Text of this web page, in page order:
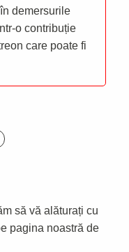
demersurile
o contribuție
care poate fi
să vă alăturați cu
pagina noastră de